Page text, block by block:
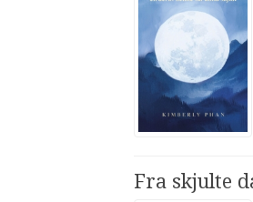
Fra skjulte